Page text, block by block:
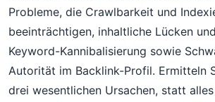
Probleme, die Crawlbarkeit und
beeinträchtigen, inhaltliche Lücken
Keyword-Kannibalisierung sowie
Autorität im Backlink-Profil. Ermitteln
drei wesentlichen Ursachen, statt